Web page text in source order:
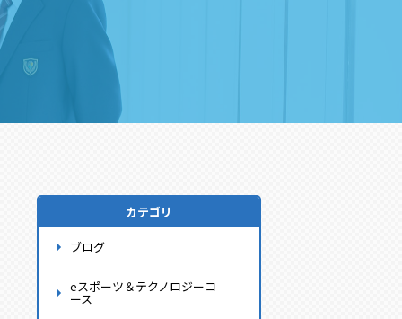
カテゴリ
ブログ
eスポーツ＆テクノロジーコ
ース